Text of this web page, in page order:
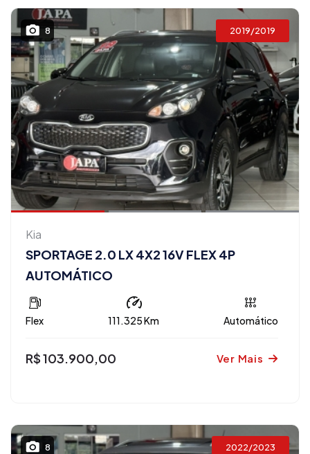
8 2019/2019
Kia
SPORTAGE 2.0 LX 4X2 16V FLEX 4P
AUTOMÁTICO
Flex 111.325 Km Automático
R$ 103.900,00 Ver Mais
8 2022/2023